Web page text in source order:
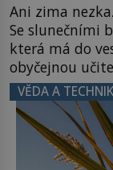
Ani zima
Se slunečními
která má do
obyčejnou
ztuhnou
konstrukce
poplatníky
zvládnou jen
Název:
VĚDA A